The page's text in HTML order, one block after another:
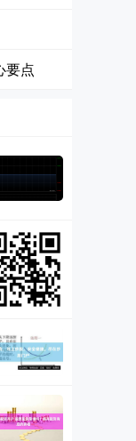
要点